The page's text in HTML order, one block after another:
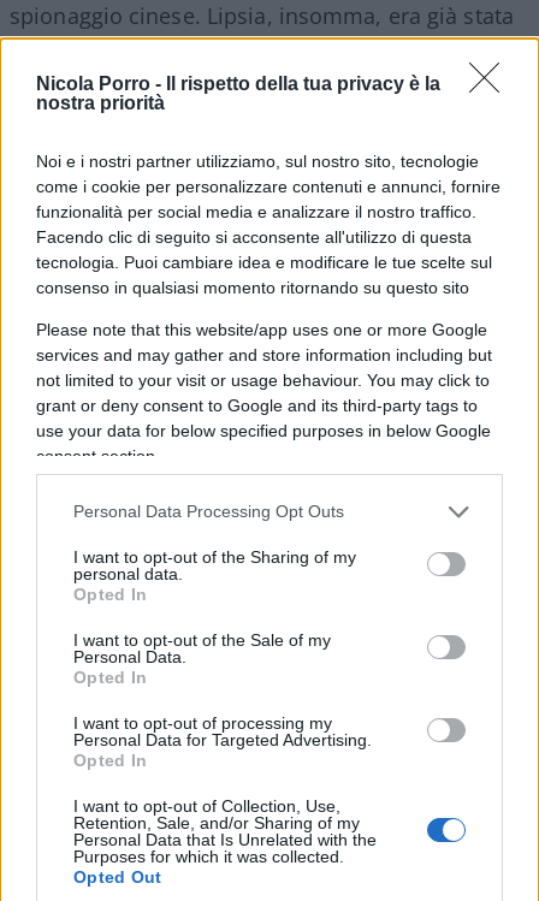
Nicola Porro -
Il rispetto della tua privacy è la
nostra priorità
Noi e i nostri partner utilizziamo, sul nostro sito, tecnologie
come i cookie per personalizzare contenuti e annunci, fornire
funzionalità per social media e analizzare il nostro traffico.
Facendo clic di seguito si acconsente all'utilizzo di questa
tecnologia. Puoi cambiare idea e modificare le tue scelte sul
consenso in qualsiasi momento ritornando su questo sito
Please note that this website/app uses one or more Google
services and may gather and store information including but
not limited to your visit or usage behaviour. You may click to
grant or deny consent to Google and its third-party tags to
use your data for below specified purposes in below Google
consent section.
Personal Data Processing Opt Outs
I want to opt-out of the Sharing of my
personal data.
Opted In
I want to opt-out of the Sale of my
Personal Data.
Opted In
I want to opt-out of processing my
Personal Data for Targeted Advertising.
Opted In
I want to opt-out of Collection, Use,
Retention, Sale, and/or Sharing of my
Personal Data that Is Unrelated with the
Purposes for which it was collected.
Opted Out
spionaggio cinese. Lipsia, insomma, era già stata
individuata come obiettivo sensibile.
Leggi anche:
Drone russo in Romania. La domanda è:
perché la Nato non l’ha abbattuto?
numeridimostrano che il problema non è
episodico. La Deutsche Flugsicherung ha
registrato 225 interferenze causate da droni nei
cieli tedeschi nel 2025, contro le 161 dell’anno
precedente. Nel primo semestre del 2026 gli
episodi attorno agli aeroporti sarebbero stati circa
145. E nella maggioranza dei casi chi pilota gli
apparecchi non viene identificato. La Germania ha
ampliato i poteri della polizia federale e sta